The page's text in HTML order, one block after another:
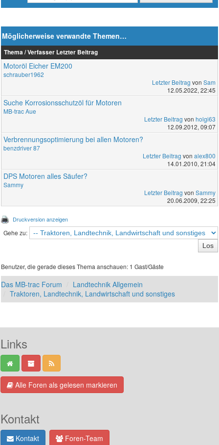
Möglicherweise verwandte Themen…
Thema / Verfasser Letzter Beitrag
Motoröl Eicher EM200
schrauber1962
Letzter Beitrag von Sam
12.05.2022, 22:45
Suche Korrosionsschutzöl für Motoren
MB-trac Aue
Letzter Beitrag von holgi63
12.09.2012, 09:07
Verbrennungsoptimierung bei allen Motoren?
benzdriver 87
Letzter Beitrag von alex800
14.01.2010, 21:04
DPS Motoren alles Säufer?
Sammy
Letzter Beitrag von Sammy
20.06.2009, 22:25
Druckversion anzeigen
Gehe zu:
Benutzer, die gerade dieses Thema anschauen: 1 Gast/Gäste
Das MB-trac Forum
Landtechnik Allgemein
Traktoren, Landtechnik, Landwirtschaft und sonstiges
Links
Alle Foren als gelesen markieren
Kontakt
Kontakt Foren-Team